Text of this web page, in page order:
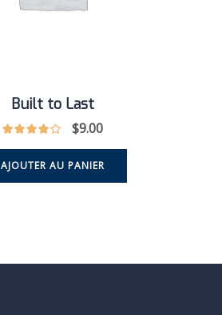
Built to Last
$9.00
AJOUTER AU PANIER